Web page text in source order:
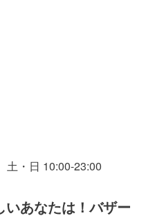
・日 10:00-23:00
あなたは！バザー